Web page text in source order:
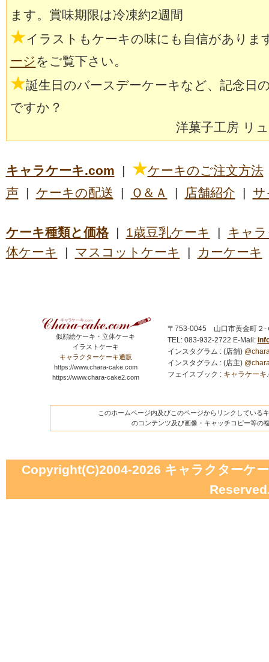
ます。賞味期限は冷凍約2週間
★イラストもケーキの味にも自信がありま
ージをご覧下さい。
★誕生日のバースデーケーキなど、記念日
ですか？
洋菓子工房 リ
キャラケーキ.com | ★ケーキのご注文方法
声| ケーキの配送 | Ｑ＆Ａ | 店舗紹介 | サ
ケーキ種類と価格| 1歳豆乳ケーキ |
キャ
体ケーキ
| マスコットケーキ | カーケーキ
似顔絵ケーキ・立体ケーキ
イラストケーキ
キャラクターケーキ通販
https://www.chara-cake.com
https://www.chara-cake2.com
〒753-0045 山口市黄金町
TEL: 083-932-2722 E-Mail:
インスタグラム : (店舗)
インスタグラム : (店主)
フェイスブック : キャラケー
このホームページ内及びこのページからリンクしている
のコンテンツ及び画像・キャッチコピー等の
Copyright(C)2004-2026 キャラクターケ